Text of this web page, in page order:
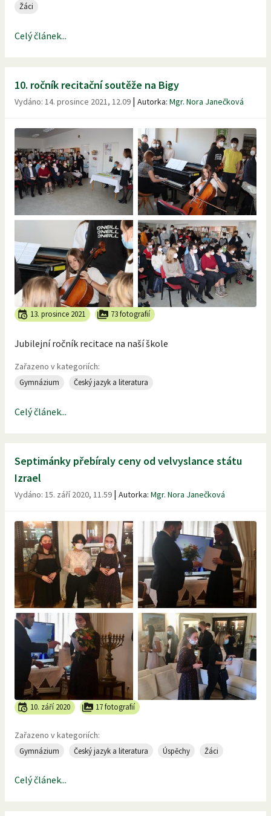
Žáci
Celý článek...
10. ročník recitační soutěže na Bigy
Vydáno: 14. prosince 2021, 12.09 | Autorka: Mgr. Nora Janečková
13. prosince 2021 73 fotografií
Jubilejní ročník recitace na naší škole
Zařazeno v kategoriích:
Gymnázium Český jazyk a literatura
Celý článek...
Septimánky přebíraly ceny od velvyslance státu
Izrael
Vydáno: 15. září 2020, 11.59 | Autorka: Mgr. Nora Janečková
10. září 2020 17 fotografií
Zařazeno v kategoriích:
Gymnázium Český jazyk a literatura Úspěchy Žáci
Celý článek...